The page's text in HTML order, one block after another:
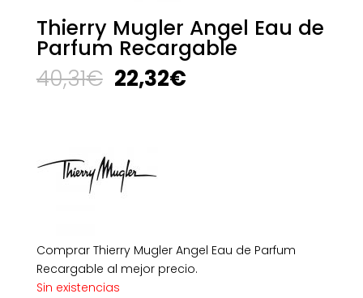
Thierry Mugler Angel Eau de
Parfum Recargable
40,31€ El
precio
40,31€.
22,32€El
Comprar Thierry Mugler Angel Eau de Parfum
Recargable al mejor precio.
Sin existencias